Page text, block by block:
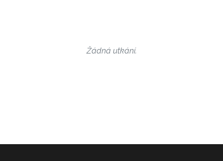
Žádná utkání.